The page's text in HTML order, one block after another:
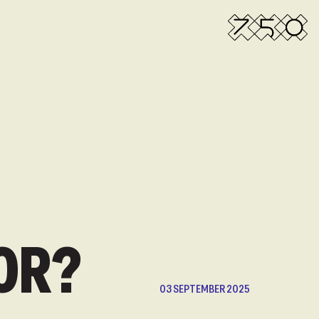
03 SEPTEMBER 2025